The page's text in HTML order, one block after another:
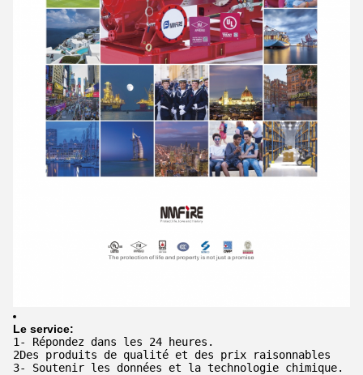
Le service:
1- Répondez dans les 24 heures.
2Des produits de qualité et des prix raisonnables
3- Soutenir les données et la technologie chimique.